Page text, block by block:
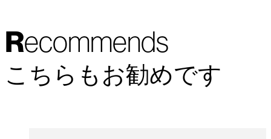
Recommends
こちらもお勧めです